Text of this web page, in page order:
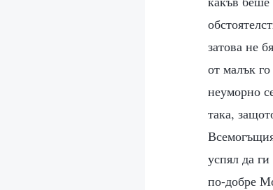
затова не
от малък
неуморно
така,
успял да
по-добре